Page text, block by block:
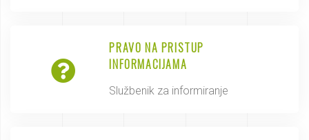
PRAVO NA PRISTUP
INFORMACIJAMA
Službenik za informiranje